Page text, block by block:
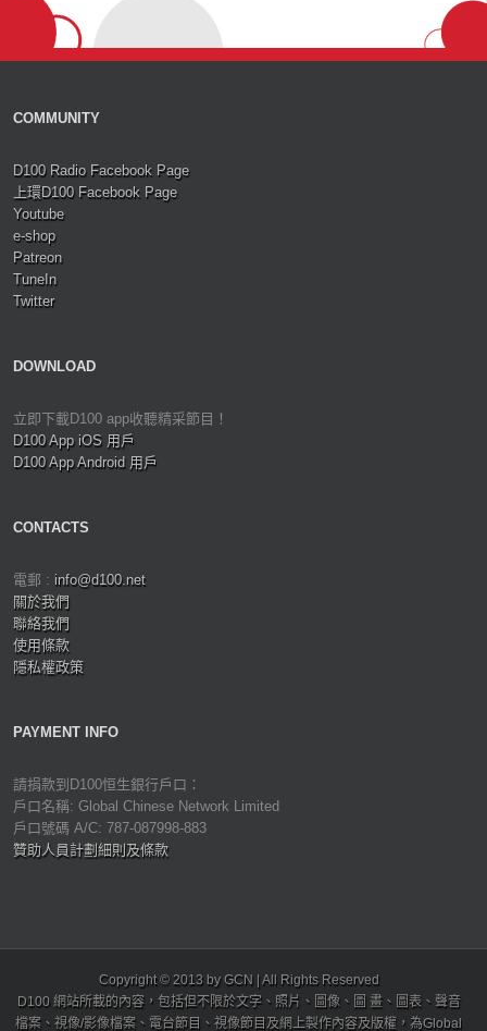
COMMUNITY
D100 Radio Facebook Page
上環D100 Facebook Page
Youtube
e-shop
Patreon
TuneIn
Twitter
DOWNLOAD
立即下載D100 app收聽精采節目！
D100 App iOS 用戶
D100 App Android 用戶
CONTACTS
電郵 : info@d100.net
關於我們
聯絡我們
使用條款
隱私權政策
PAYMENT INFO
請捐款到D100恒生銀行戶口：
戶口名稱: Global Chinese Network Limited
戶口號碼 A/C: 787-087998-883
贊助人員計劃細則及條款
Copyright © 2013 by GCN | All Rights Reserved
D100 網站所載的內容，包括但不限於文字、照片、圖像、圖 畫、圖表、聲音
檔案、視像/影像檔案、電台節目、視像節目及網上製作內容及版權，為Global